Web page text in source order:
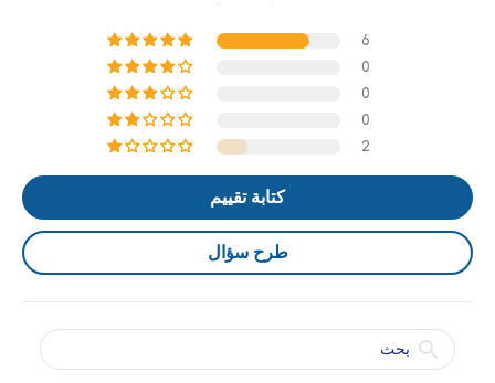
6
0
0
0
2
كتابة تقييم
طرح سؤال